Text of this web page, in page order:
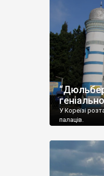
У Кореїзі
палаців.